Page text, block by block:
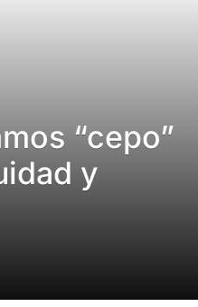
“cepo”
y